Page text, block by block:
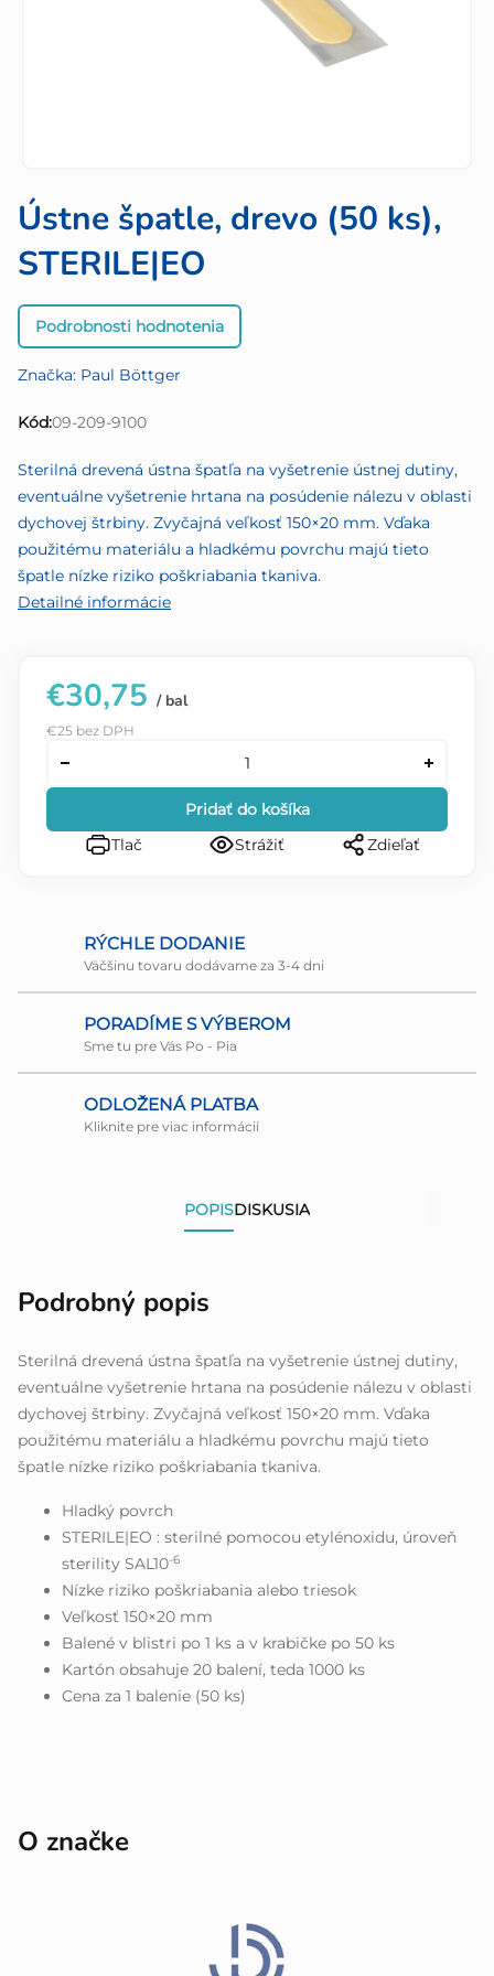
Ústne špatle, drevo (50 ks),
STERILE|EO
Priemerné
hodnotenie
je
0,0
5
hviezdičiek.
Podrobnosti hodnotenia
Značka: Paul Böttger
Kód:09-209-9100
Sterilná drevená ústna špatľa na vyšetrenie ústnej dutiny,
eventuálne vyšetrenie hrtana na posúdenie nálezu v oblasti
dychovej štrbiny. Zvyčajná veľkosť 150×20 mm. Vďaka
použitému materiálu a hladkému povrchu majú tieto
špatle nízke riziko poškriabania tkaniva.
Detailné informácie
€30,75 / bal
€25 bez DPH
Pridať do košíka
Tlač
Strážiť Zdieľať
RÝCHLE DODANIE
Väčšinu tovaru dodávame za 3-4 dni
PORADÍME S VÝBEROM
Sme tu pre Vás Po - Pia
ODLOŽENÁ PLATBA
Kliknite pre viac informácií
POPISDISKUSIA
Podrobný popis
Sterilná drevená ústna špatľa na vyšetrenie ústnej dutiny,
eventuálne vyšetrenie hrtana na posúdenie nálezu v oblasti
dychovej štrbiny. Zvyčajná veľkosť 150×20 mm. Vďaka
použitému materiálu a hladkému povrchu majú tieto
špatle nízke riziko poškriabania tkaniva.
Hladký povrch
STERILE|EO : sterilné pomocou etylénoxidu, úroveň
sterility SAL10-6
Nízke riziko poškriabania alebo triesok
Veľkosť 150×20 mm
Balené v blistri po 1 ks a v krabičke po 50 ks
Kartón obsahuje 20 balení, teda 1000 ks
Cena za 1 balenie (50 ks)
O značke